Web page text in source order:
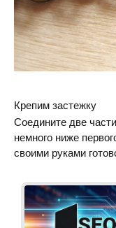
Крепим застежку
Соедините две
немного ниже
своими руками